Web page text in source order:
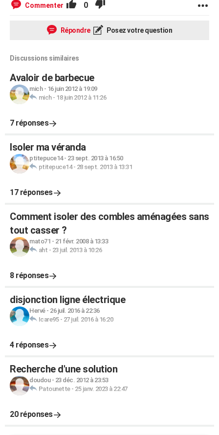
Bricolage
Lifestyle
Culture
Sport
Auto
Television
Voyage
Cinema Commenter 0
Répondre Posez votre question
Discussions similaires
Avaloir de barbecue
mich- 16 juin 2012 à 19:09
mich- 18 juin 2012 à 11:26
7 réponses
Isoler ma véranda
ptitepuce14- 23 sept. 2013 à 16:50
ptitepuce14- 28 sept. 2013 à 13:31
17 réponses
Comment isoler des combles aménagées sans
tout casser ?
mato71 - 21 févr. 2008 à 13:33
aht - 23 juil. 2013 à 10:26
8 réponses
disjonction ligne électrique
Hervé- 26 juil. 2016 à 22:36
Icare95- 27 juil. 2016 à 16:20
4 réponses
Recherche d'une solution
doudou- 23 déc. 2012 à 23:53
Patounette- 25 janv. 2023 à 22:47
20 réponses